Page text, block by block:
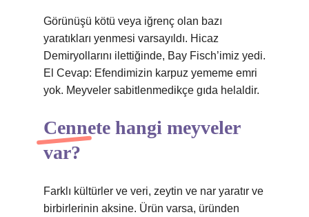
Görünüşü kötü veya iğrenç olan bazı
yaratıkları yenmesi varsayıldı. Hicaz
Demiryollarını ilettiğinde, Bay Fisch’imiz yedi.
El Cevap: Efendimizin karpuz yememe emri
yok. Meyveler sabitlenmedikçe gıda helaldir.
Cennete hangi meyveler
var?
Farklı kültürler ve veri, zeytin ve nar yaratır ve
birbirlerinin aksine. Ürün varsa, üründen